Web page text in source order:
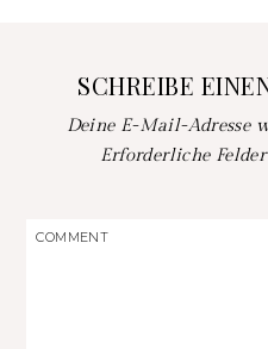
SCHREIBE
Deine E-Mail-Adresse
Erforderliche